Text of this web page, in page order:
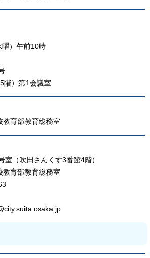
）午前10時
階）第1会議室
教育部教育総務室
室（吹田さんくす3番館4階）
教育部教育総務室